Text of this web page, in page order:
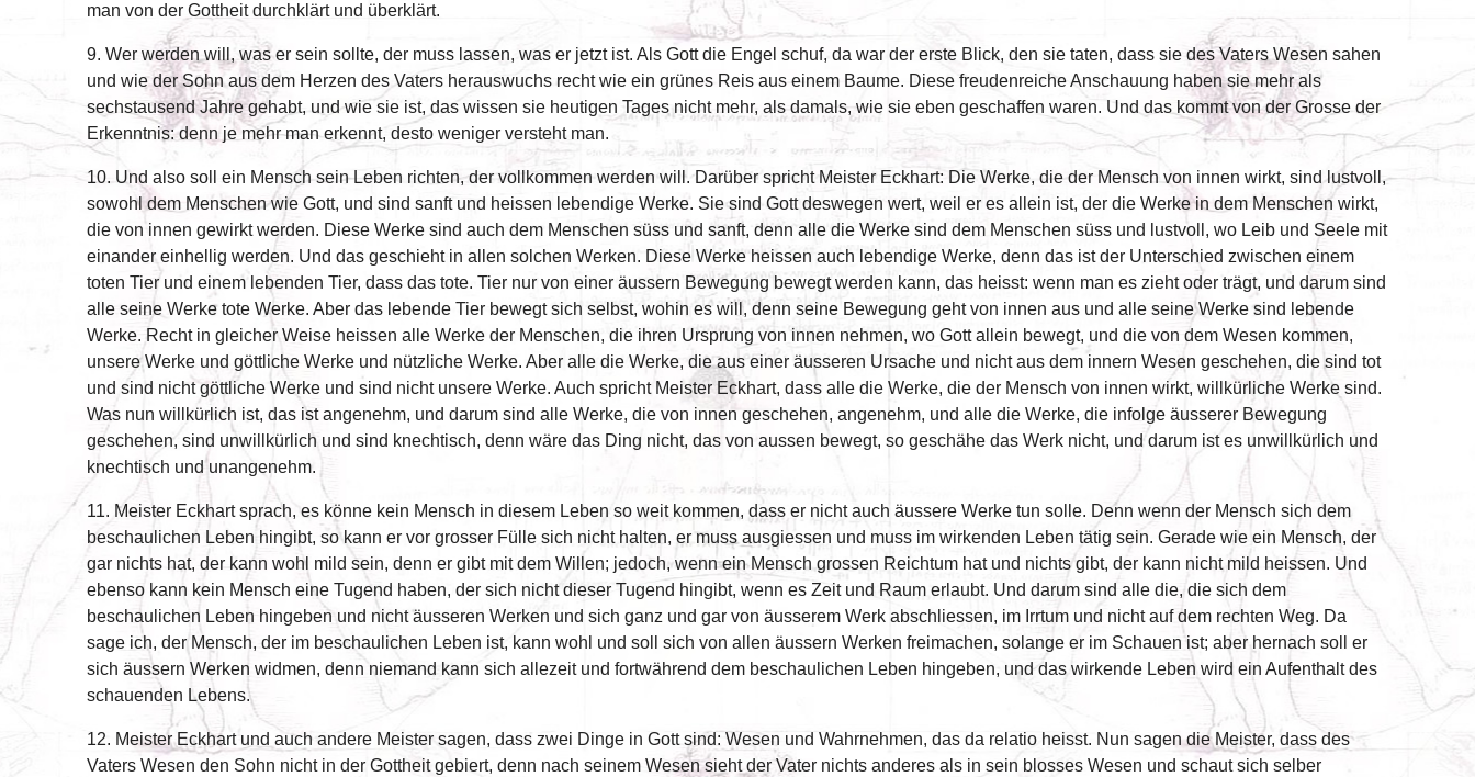
man von der Gottheit durchklärt und überklärt.
9. Wer werden will, was er sein sollte, der muss lassen, was er jetzt ist. Als Gott die Engel schuf, da war der erste Blick, den sie taten, dass sie des Vaters Wesen sahen
und wie der Sohn aus dem Herzen des Vaters herauswuchs recht wie ein grünes Reis aus einem Baume. Diese freudenreiche Anschauung haben sie mehr als
sechstausend Jahre gehabt, und wie sie ist, das wissen sie heutigen Tages nicht mehr, als damals, wie sie eben geschaffen waren. Und das kommt von der Grosse der
Erkenntnis: denn je mehr man erkennt, desto weniger versteht man.
10. Und also soll ein Mensch sein Leben richten, der vollkommen werden will. Darüber spricht Meister Eckhart: Die Werke, die der Mensch von innen wirkt, sind lustvoll,
sowohl dem Menschen wie Gott, und sind sanft und heissen lebendige Werke. Sie sind Gott deswegen wert, weil er es allein ist, der die Werke in dem Menschen wirkt,
die von innen gewirkt werden. Diese Werke sind auch dem Menschen süss und sanft, denn alle die Werke sind dem Menschen süss und lustvoll, wo Leib und Seele mit
einander einhellig werden. Und das geschieht in allen solchen Werken. Diese Werke heissen auch lebendige Werke, denn das ist der Unterschied zwischen einem
toten Tier und einem lebenden Tier, dass das tote. Tier nur von einer äussern Bewegung bewegt werden kann, das heisst: wenn man es zieht oder trägt, und darum sind
alle seine Werke tote Werke. Aber das lebende Tier bewegt sich selbst, wohin es will, denn seine Bewegung geht von innen aus und alle seine Werke sind lebende
Werke. Recht in gleicher Weise heissen alle Werke der Menschen, die ihren Ursprung von innen nehmen, wo Gott allein bewegt, und die von dem Wesen kommen,
unsere Werke und göttliche Werke und nützliche Werke. Aber alle die Werke, die aus einer äusseren Ursache und nicht aus dem innern Wesen geschehen, die sind tot
und sind nicht göttliche Werke und sind nicht unsere Werke. Auch spricht Meister Eckhart, dass alle die Werke, die der Mensch von innen wirkt, willkürliche Werke sind.
Was nun willkürlich ist, das ist angenehm, und darum sind alle Werke, die von innen geschehen, angenehm, und alle die Werke, die infolge äusserer Bewegung
geschehen, sind unwillkürlich und sind knechtisch, denn wäre das Ding nicht, das von aussen bewegt, so geschähe das Werk nicht, und darum ist es unwillkürlich und
knechtisch und unangenehm.
11. Meister Eckhart sprach, es könne kein Mensch in diesem Leben so weit kommen, dass er nicht auch äussere Werke tun solle. Denn wenn der Mensch sich dem
beschaulichen Leben hingibt, so kann er vor grosser Fülle sich nicht halten, er muss ausgiessen und muss im wirkenden Leben tätig sein. Gerade wie ein Mensch, der
gar nichts hat, der kann wohl mild sein, denn er gibt mit dem Willen; jedoch, wenn ein Mensch grossen Reichtum hat und nichts gibt, der kann nicht mild heissen. Und
ebenso kann kein Mensch eine Tugend haben, der sich nicht dieser Tugend hingibt, wenn es Zeit und Raum erlaubt. Und darum sind alle die, die sich dem
beschaulichen Leben hingeben und nicht äusseren Werken und sich ganz und gar von äusserem Werk abschliessen, im Irrtum und nicht auf dem rechten Weg. Da
sage ich, der Mensch, der im beschaulichen Leben ist, kann wohl und soll sich von allen äussern Werken freimachen, solange er im Schauen ist; aber hernach soll er
sich äussern Werken widmen, denn niemand kann sich allezeit und fortwährend dem beschaulichen Leben hingeben, und das wirkende Leben wird ein Aufenthalt des
schauenden Lebens.
12. Meister Eckhart und auch andere Meister sagen, dass zwei Dinge in Gott sind: Wesen und Wahrnehmen, das da relatio heisst. Nun sagen die Meister, dass des
Vaters Wesen den Sohn nicht in der Gottheit gebiert, denn nach seinem Wesen sieht der Vater nichts anderes als in sein blosses Wesen und schaut sich selber